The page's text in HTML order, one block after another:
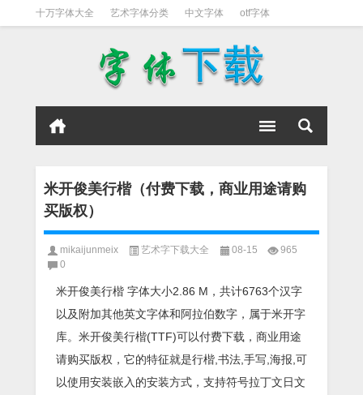
十万字体大全 艺术字体分类 中文字体 otf字体
米开俊美行楷（付费下载，商业用途请购
买版权）
mikaijunmeix 艺术字下载大全 08-15
965
0
米开俊美行楷 字体大小2.86 M，共计6763个汉字
以及附加其他英文字体和阿拉伯数字，属于米开字
库。米开俊美行楷(TTF)可以付费下载，商业用途
请购买版权，它的特征就是行楷,书法,手写,海报,可
以使用安装嵌入的安装方式，支持符号拉丁文日文